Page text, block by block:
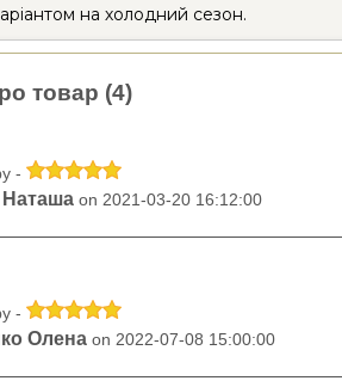
на холодний сезон.
товар (4)
-
on 2021-03-20 16:12:00
-
Олена on 2022-07-08 15:00:00